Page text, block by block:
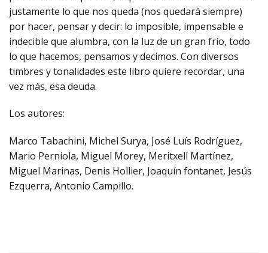
justamente lo que nos queda (nos quedará siempre)
por hacer, pensar y decir: lo imposible, impensable e
indecible que alumbra, con la luz de un gran frío, todo
lo que hacemos, pensamos y decimos. Con diversos
timbres y tonalidades este libro quiere recordar, una
vez más, esa deuda.
Los autores:
Marco Tabachini, Michel Surya, José Luís Rodríguez,
Mario Perniola, Miguel Morey, Meritxell Martínez,
Miguel Marinas, Denis Hollier, Joaquín fontanet, Jesús
Ezquerra, Antonio Campillo.